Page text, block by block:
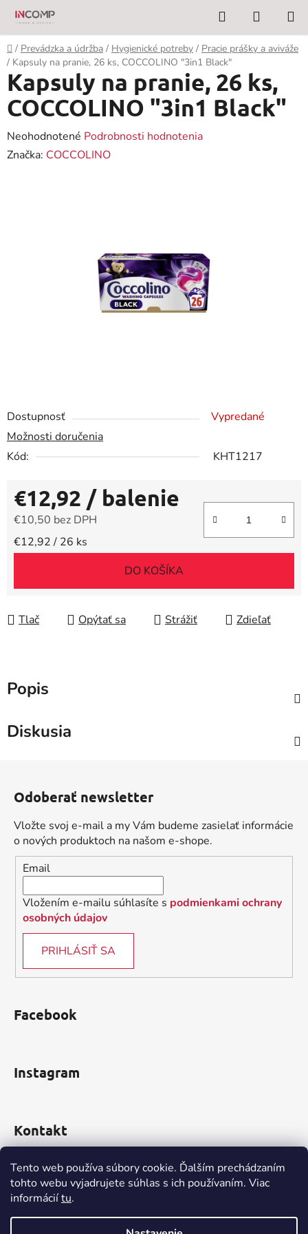
Tento web používa súbory cookie. Ďalším prechádzaním
tohto webu vyjadrujete súhlas s ich používaním. Viac
informáciítu.
Prejsť
obsah
Hľadať
KOŠÍK
Domov
/ Prevádzka a údržba / Hygienické potreby / Pracie prášky a aviváže
/ Kapsuly na pranie, 26 ks, COCCOLINO "3in1 Black"
Dostupnosť
Vypredané
Možnosti doručenia
Kód:
KHT1217
€12,92 / balenie
€10,50 bez DPH
Jednotková cena:
€12,92 / 26 ks
DO KOŠÍKA
Tlač Opýtať sa Strážiť Zdieľať
Kapsuly na pranie, 26 ks,
COCCOLINO "3in1 Black"
Priemerné
hodnotenie
Neohodnotené Podrobnosti hodnotenia
Značka: COCCOLINO
Popis
Diskusia
Odoberať newsletter
Vložte svoj e-mail a my Vám budeme zasielať informácie
o nových produktoch na našom e-shope.
Email
Vložením e-mailu súhlasíte s podmienkami ochrany
osobných údajov
PRIHLÁSIŤ SA
Facebook
Instagram
Kontakt
obchod@incomp.sk
0910 999 552